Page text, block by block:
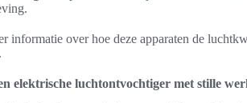
informatie over hoe deze apparaten de
elektrische luchtontvochtiger met stille